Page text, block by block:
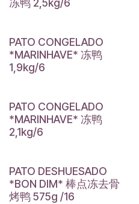
冻鸭 2,5kg/6
PATO CONGELADO
*MARINHAVE* 冻鸭
1,9kg/6
PATO CONGELADO
*MARINHAVE* 冻鸭
2,1kg/6
PATO DESHUESADO
*BON DIM* 棒点冻去骨
烤鸭 575g /16